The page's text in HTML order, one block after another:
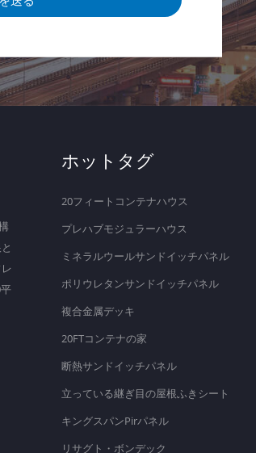
ホットタグ
20フィートコンテナハウス
プレハブモジュラーハウス
ミネラルウールサンドイッチパネル
ポリウレタンサンドイッチパネル
複合金属デッキ
20FTコンテナの家
断熱サンドイッチパネル
立っている継ぎ目の屋根ふきシート
キングスパンPirパネル
リサグト・ボンデック